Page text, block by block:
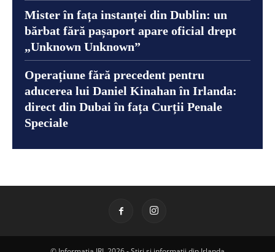
Mister în fața instanței din Dublin: un
bărbat fără pașaport apare oficial drept
„Unknown Unknown”
Operațiune fără precedent pentru
aducerea lui Daniel Kinahan în Irlanda:
direct din Dubai în fața Curții Penale
Speciale